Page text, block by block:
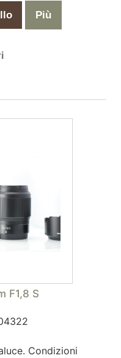
Più
F1,8 S
Condizioni